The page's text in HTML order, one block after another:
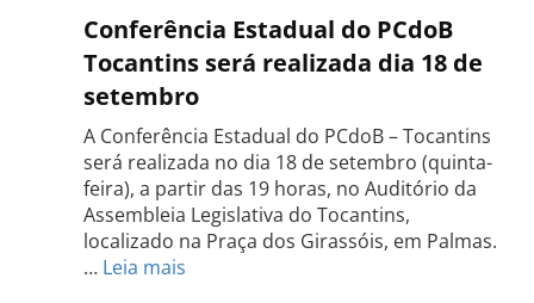
Conferência Estadual do PCdoB
Tocantins será realizada dia 18 de
setembro
A Conferência Estadual do PCdoB – Tocantins
será realizada no dia 18 de setembro (quinta-
feira), a partir das 19 horas, no Auditório da
Assembleia Legislativa do Tocantins,
localizado na Praça dos Girassóis, em Palmas.
… Leia mais